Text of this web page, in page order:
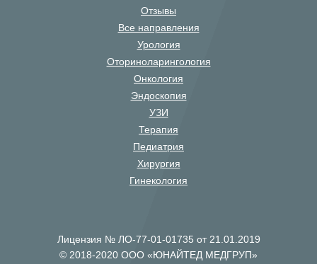
Отзывы
Все направления
Урология
Оториноларингология
Онкология
Эндоскопия
УЗИ
Терапия
Педиатрия
Хирургия
Гинекология
Лицензия № ЛО-77-01-01735 от 21.01.2019
© 2018-2020 ООО «ЮНАЙТЕД МЕДГРУП»